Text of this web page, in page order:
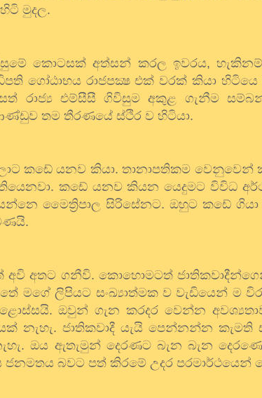
මුදල.
කොටසක් අත්සන් කරල ඉවරය,
ගෝඨාභය රාජපක්‍ෂ එක් වරක් කියා
රාජ්‍ය එම්සීසී ගිවිසුම අකුළ ගැනීම
තම තීරණයේ ස්ථිර ව හිටියා.
කඩේ යනව කියා. තානාපතිකම වෙනුවෙන්
කඩේ යනව කියන යෙදුමට විවිධ
මෛත්‍රිපාල සිරිසේනට. ඔහුට කඩේ
අවි අතට ගනීවි. කොහොමටත්
මගේ ලිපියට සංඛ්‍යාත්මක ව වැඩියෙන් ම
ඔවුන් ගැන කරදර වෙන්න
නැහැ. ජාතිකවාදී යැයි පෙන්නන්න කැමති
ඔය ඇතැමුන් දෙරණට බැන බැන
බවට පත් කිරමේ උදර පරමාර්ථයෙන්